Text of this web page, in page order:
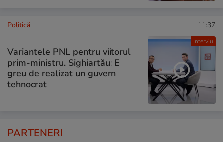
Interviu
Politică 11:37
Variantele PNL pentru viitorul
prim-ministru. Sighiartău: E
greu de realizat un guvern
tehnocrat
PARTENERI